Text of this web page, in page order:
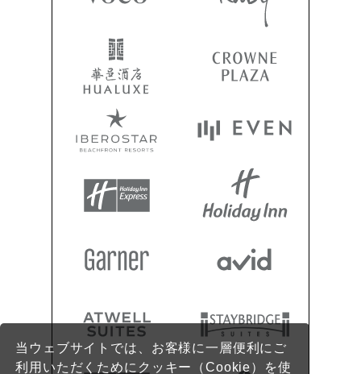
当ウェブサイトでは、お客様に一層便利にご
利用いただくためにクッキー（Cookie）を使